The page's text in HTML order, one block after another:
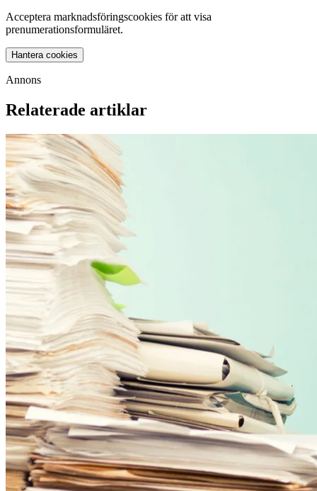
Acceptera marknadsföringscookies för att visa
prenumerationsformuläret.
Hantera cookies
Annons
Relaterade artiklar